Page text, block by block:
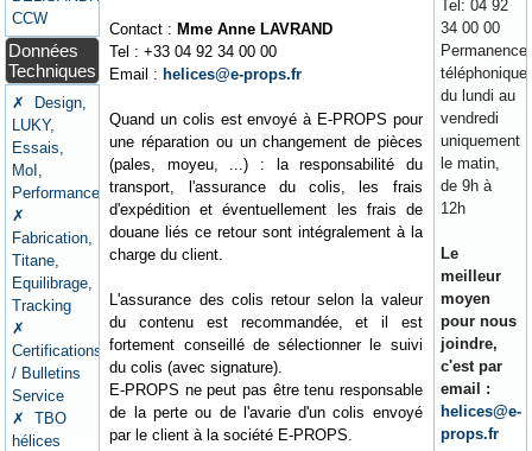
CCW
Données
Techniques
✗ Design,
LUKY,
Essais,
MoI,
Performances
✗
Fabrication,
Titane,
Equilibrage,
Tracking
✗
Certifications
/ Bulletins
Service
✗ TBO
hélices
Contact : Mme Anne LAVRAND
Tel : +33 04 92 34 00 00
Email : helices@e-props.fr
Quand un colis est envoyé à E-PROPS pour
une réparation ou un changement de pièces
(pales, moyeu, ...) : la responsabilité du
transport, l'assurance du colis, les frais
d'expédition et éventuellement les frais de
douane liés ce retour sont intégralement à la
charge du client.
L'assurance des colis retour selon la valeur
du contenu est recommandée, et il est
fortement conseillé de sélectionner le suivi
du colis (avec signature).
E-PROPS ne peut pas être tenu responsable
de la perte ou de l'avarie d'un colis envoyé
par le client à la société E-PROPS.
Tel: 04 92
34 00 00
Permanence
téléphonique
du lundi au
vendredi
uniquement
le matin,
de 9h à
12h
Le
meilleur
moyen
pour nous
joindre,
c'est par
email :
helices@e-
props.fr